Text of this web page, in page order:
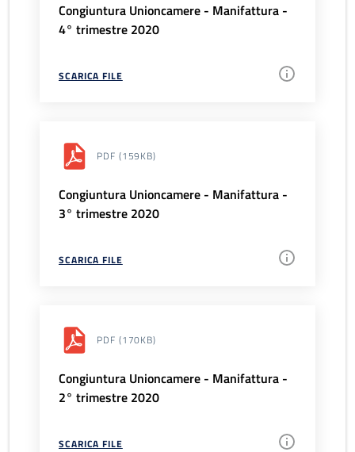
Congiuntura Unioncamere - Manifattura -
4° trimestre 2020
SCARICA FILE
PDF (159KB)
Congiuntura Unioncamere - Manifattura -
3° trimestre 2020
SCARICA FILE
PDF (170KB)
Congiuntura Unioncamere - Manifattura -
2° trimestre 2020
SCARICA FILE